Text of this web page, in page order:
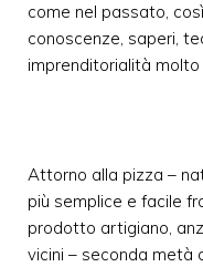
come nel passato,
conoscenze, saperi,
imprenditorialità
Attorno alla pizza –
più semplice e facile
prodotto artigiano,
vicini – seconda metà